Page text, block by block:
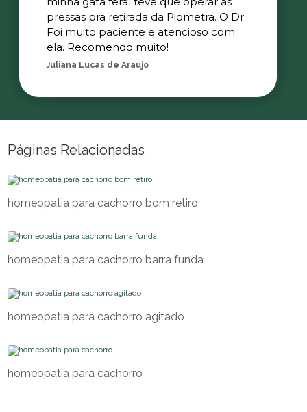
pressas pra retirada da Piometra. O Dr.
Foi muito paciente e atencioso com
ela. Recomendo muito!
Juliana Lucas de Araujo
Páginas Relacionadas
homeopatia para cachorro bom retiro
homeopatia para cachorro barra funda
homeopatia para cachorro agitado
homeopatia para cachorro